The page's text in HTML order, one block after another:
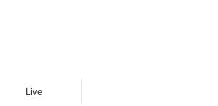
Live